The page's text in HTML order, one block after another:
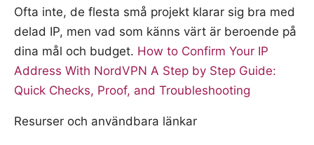
Ofta inte, de flesta små projekt klarar sig bra med
delad IP, men vad som känns värt är beroende på
dina mål och budget. How to Confirm Your IP
Address With NordVPN A Step by Step Guide:
Quick Checks, Proof, and Troubleshooting
Resurser och användbara länkar